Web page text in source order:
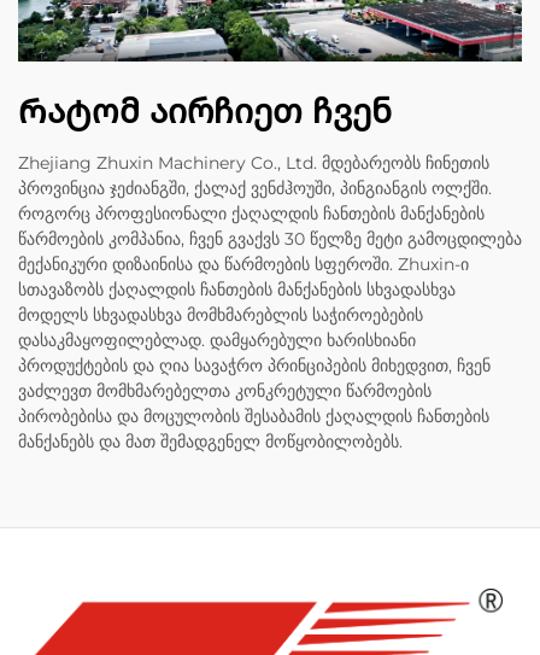
Რატომ აირჩიეთ ჩვენ
Zhejiang Zhuxin Machinery Co., Ltd. მდებარეობს ჩინეთის
პროვინცია ჯეძიანგში, ქალაქ ვენძჰოუში, პინგიანგის ოლქში.
როგორც პროფესიონალი ქაღალდის ჩანთების მანქანების
წარმოების კომპანია, ჩვენ გვაქვს 30 წელზე მეტი გამოცდილება
მექანიკური დიზაინისა და წარმოების სფეროში. Zhuxin-ი
სთავაზობს ქაღალდის ჩანთების მანქანების სხვადასხვა
მოდელს სხვადასხვა მომხმარებლის საჭიროებების
დასაკმაყოფილებლად. დამყარებული ხარისხიანი
პროდუქტების და ღია სავაჭრო პრინციპების მიხედვით, ჩვენ
ვაძლევთ მომხმარებელთა კონკრეტული წარმოების
პირობებისა და მოცულობის შესაბამის ქაღალდის ჩანთების
მანქანებს და მათ შემადგენელ მოწყობილობებს.